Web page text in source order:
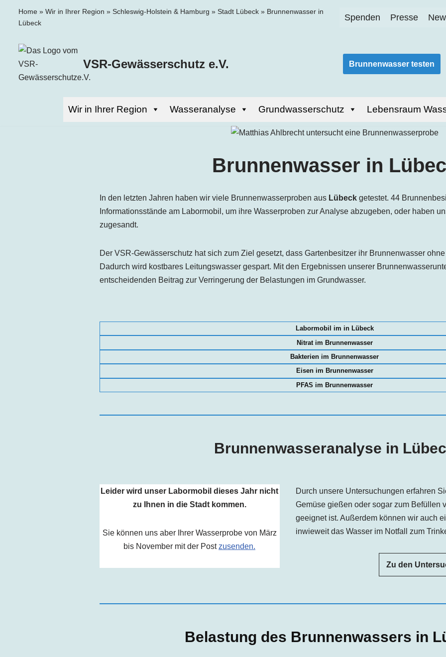
Zum
springen
Home » Wir in Ihrer Region » Schleswig-Holstein & Hamburg » Stadt Lübeck » Brunnenwasser in
Lübeck
Spenden Presse
VSR-Gewässerschutz e.V. Brunnenwasser testen
Wir in Ihrer Region Wasseranalyse Grundwasserschutz Lebensraum
Brunnenwasser in
In den letzten Jahren haben wir viele Brunnenwasserproben aus Lübeckgetestet. 44
Informationsstände am Labormobil, um ihre Wasserproben zur Analyse abzugeben, oder haben
zugesandt.
Der VSR-Gewässerschutz hat sich zum Ziel gesetzt, dass Gartenbesitzer ihr Brunnenwasser
Dadurch wird kostbares Leitungswasser gespart. Mit den Ergebnissen unserer
entscheidenden Beitrag zur Verringerung der Belastungen im Grundwasser.
Labormobil im in Lübeck
Nitrat im Brunnenwasser
Bakterien im Brunnenwasser
Eisen im Brunnenwasser
PFAS im Brunnenwasser
Brunnenwasseranalyse in
Leider wird unser Labormobil dieses Jahr nicht
zu Ihnen in die Stadt kommen.
Sie können uns aber Ihrer Wasserprobe von März
bis November mit der Post zusenden.
Durch unsere Untersuchungen erfahren
Gemüse gießen oder sogar zum Befüllen
geeignet ist. Außerdem können wir auch
inwieweit das Wasser im Notfall zum
Zu den
Belastung des Brunnenwassers in